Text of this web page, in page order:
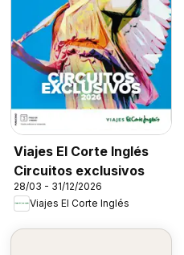
Viajes El Corte Inglés
Circuitos exclusivos
28/03 - 31/12/2026
Viajes El Corte Inglés